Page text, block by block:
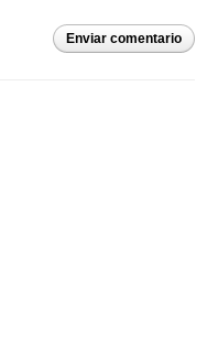
Enviar comentario